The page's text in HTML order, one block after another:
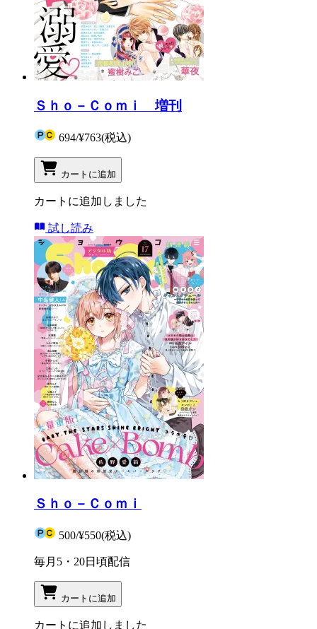
Ｓｈｏ－Ｃｏｍｉ 増刊
694/¥763(税込)
カートに追加
カートに追加しました
試し読み
Ｓｈｏ－Ｃｏｍｉ
500/¥550(税込)
毎月5・20日頃配信
カートに追加
カートに追加しました